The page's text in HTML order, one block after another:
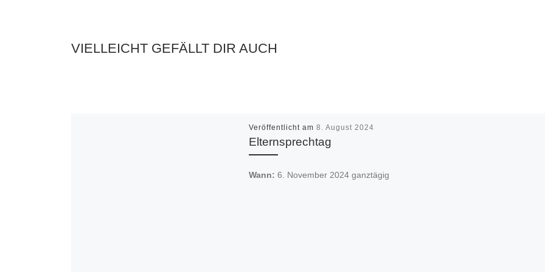
VIELLEICHT GEFÄLLT DIR AUCH
Veröffentlicht am 8. August 2024
Elternsprechtag
Wann: 6. November 2024 ganztägig